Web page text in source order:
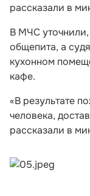
рассказали в
В МЧС уточнили,
общепита, а
кухонном
кафе.
«В результате
человека,
рассказали в